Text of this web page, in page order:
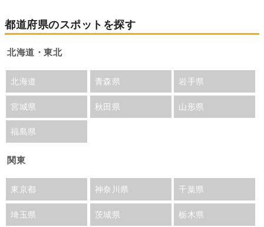
都道府県のスポットを探す
北海道・東北
北海道 青森県 岩手県
宮城県 秋田県 山形県
福島県
関東
東京都 神奈川県 千葉県
埼玉県 茨城県 栃木県